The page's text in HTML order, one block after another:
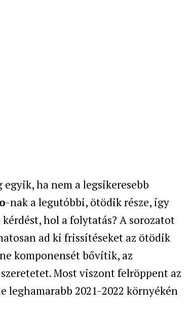
ha nem a legsikeresebb
-nak a legutóbbi, ötödik része, így
hol a folytatás? A sorozatot
ad ki frissítéseket az ötödik
komponensét bővítik, az
Most viszont felröppent az
leghamarabb 2021-2022 környékén